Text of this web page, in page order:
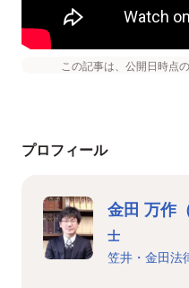
この記事は、公開日時点
プロフィール
金田 万作
士
笠井・金田法